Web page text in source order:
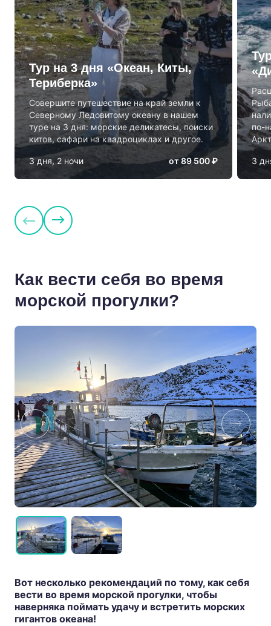
Тур на 3 дня «Океан, Киты,
Териберка»
Совершите путешествие на край земли к
Северному Ледовитому океану в нашем
туре на 3 дня: морские деликатесы, поиски
китов, сафари на квадроциклах и другое.
3 дня, 2 ночи от 89 500 ₽
по-
3
Как вести себя во время
морской прогулки?
Вот несколько рекомендаций по тому, как себя
вести во время морской прогулки, чтобы
наверняка поймать удачу и встретить морских
гигантов океана!